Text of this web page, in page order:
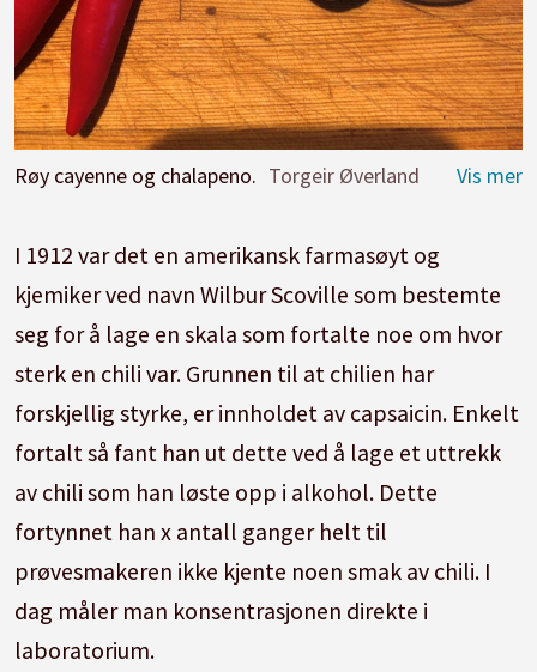
Røy cayenne og chalapeno. Torgeir Øverland
I 1912 var det en amerikansk farmasøyt og
kjemiker ved navn Wilbur Scoville som bestemte
seg for å lage en skala som fortalte noe om hvor
sterk en chili var. Grunnen til at chilien har
forskjellig styrke, er innholdet av capsaicin. Enkelt
fortalt så fant han ut dette ved å lage et uttrekk
av chili som han løste opp i alkohol. Dette
fortynnet han x antall ganger helt til
prøvesmakeren ikke kjente noen smak av chili. I
dag måler man konsentrasjonen direkte i
laboratorium.